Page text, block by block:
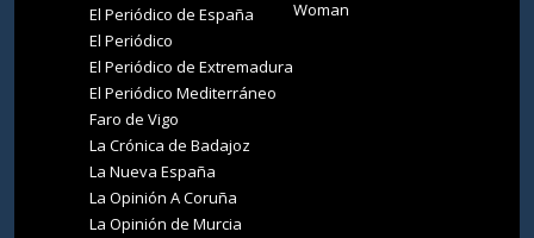
El Periódico de España
El Periódico
El Periódico de Extremadura
El Periódico Mediterráneo
Faro de Vigo
La Crónica de Badajoz
La Nueva España
La Opinión A Coruña
La Opinión de Murcia
Woman